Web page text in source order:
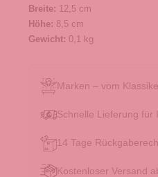
Breite: 12,5 cm
Höhe: 8,5 cm
Gewicht: 0,1 kg
Marken – vom
Schnelle Lieferung für
14 Tage
Kostenloser Versand